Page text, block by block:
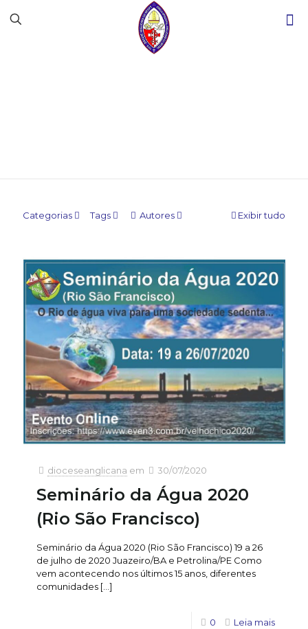
Categorias Tags Autores Exibir tudo
dioceseanglicana em 30/07/2020
Seminário da Água 2020
(Rio São Francisco)
Seminário da Água 2020 (Rio São Francisco) 19 a 26
de julho de 2020 Juazeiro/BA e Petrolina/PE Como
vem acontecendo nos últimos 15 anos, diferentes
comunidades […]
0 Leia mais